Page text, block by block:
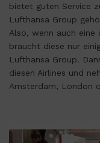
bietet guten Service
Lufthansa Group
Also, wenn auch eine
braucht diese nur
Lufthansa Group.
diesen Airlines und
Amsterdam, London